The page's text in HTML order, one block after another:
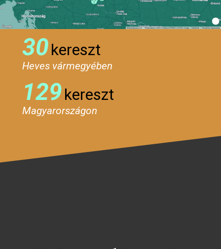
30kereszt
Heves vármegyében
129kereszt
Magyarországon